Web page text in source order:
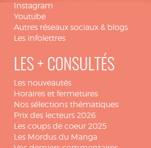
Instagram
Youtube
Autres réseaux sociaux & blogs
Les infolettres
LES + CONSULTÉS
Les nouveautés
Horaires et fermetures
Nos sélections thématiques
Prix des lecteurs 2026
Les coups de coeur 2025
Les Mordus du Manga